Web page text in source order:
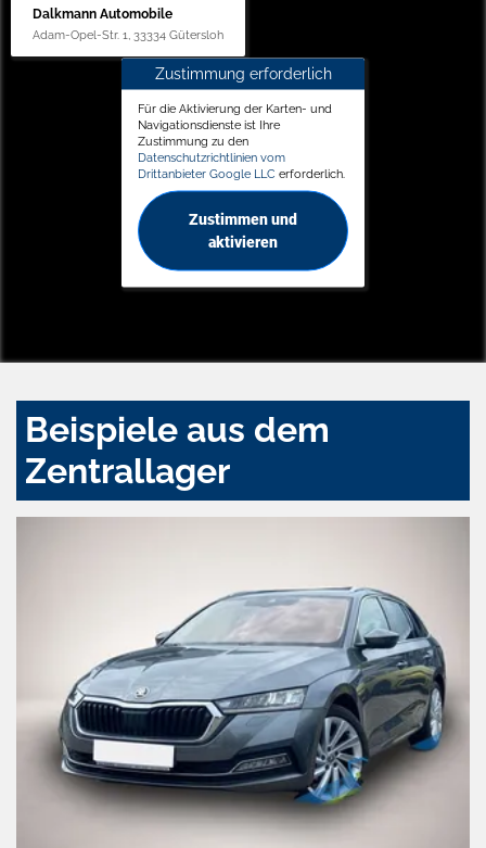
Dalkmann Automobile
Adam-Opel-Str. 1, 33334 Gütersloh
Zustimmung erforderlich
Für die Aktivierung der Karten- und
Navigationsdienste ist Ihre
Zustimmung zu den
Datenschutzrichtlinien vom
Drittanbieter Google LLC erforderlich.
Zustimmen und
aktivieren
Beispiele aus dem
Zentrallager